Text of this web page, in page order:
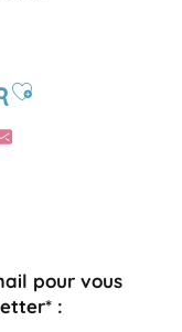
Ajouter aux favoris
pour vous
: